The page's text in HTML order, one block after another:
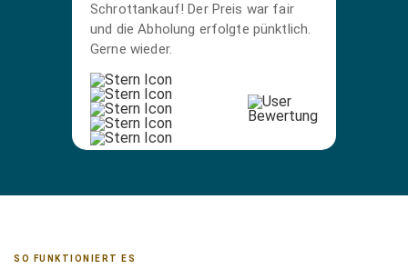
Schrottankauf! Der Preis war fair
und die Abholung erfolgte pünktlich.
Gerne wieder.
SO FUNKTIONIERT ES